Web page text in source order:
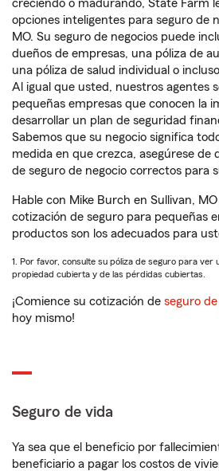
creciendo o madurando, State Farm
opciones inteligentes para seguro de
MO. Su seguro de negocios puede
dueños de empresas, una póliza de
una póliza de salud individual o
Al igual que usted, nuestros agentes
pequeñas empresas que conocen la
desarrollar un plan de seguridad
Sabemos que su negocio significa
medida en que crezca, asegúrese de
de seguro de negocio correctos para
Hable con Mike Burch en Sullivan,
cotización de seguro para pequeñas
productos son los adecuados para
1. Por favor, consulte su póliza de seguro para ver
propiedad cubierta y de las pérdidas cubiertas.
¡Comience su cotización de seguro
hoy mismo!
Seguro de vida
Ya sea que el beneficio por
beneficiario a pagar los costos de